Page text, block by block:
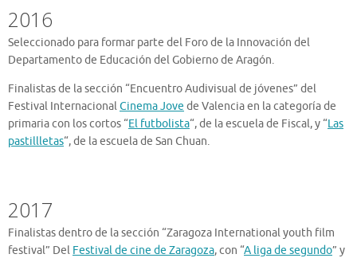
2016
Seleccionado para formar parte del Foro de la Innovación del
Departamento de Educación del Gobierno de Aragón.
Finalistas de la sección “Encuentro Audivisual de jóvenes” del
Festival InternacionalCinema Jove de Valencia en la categoría de
primaria con los cortos “El futbolista“, de la escuela de Fiscal, y “Las
pastillletas“, de la escuela de San Chuan.
2017
Finalistas dentro de la sección “Zaragoza International youth film
festival” Del Festival de cine de Zaragoza, con “A liga de segundo” y